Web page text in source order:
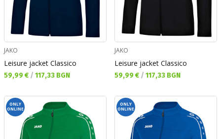
JAKO
Leisure jacket Classico
Текуща цена:
59,99 € / 117,33 BGN
JAKO
Leisure jacket Classico
Текуща цена:
59,99 € / 117,33 BGN
ONLY
ONLINE
ONLY
ONLINE